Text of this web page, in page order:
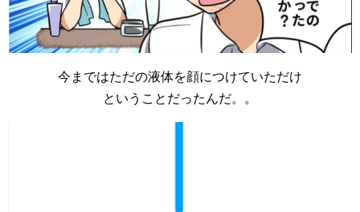
今まではただの液体を顔につけていただけ
ということだったんだ。。